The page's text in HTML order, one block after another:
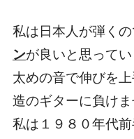
私は日本人が弾く
ンが良いと思ってい
太めの音で伸びを
造のギターに負けま
私は１９８０年代